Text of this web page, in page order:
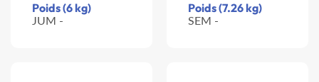
Poids (6 kg)
JUM -
Poids (7.26 kg)
SEM -